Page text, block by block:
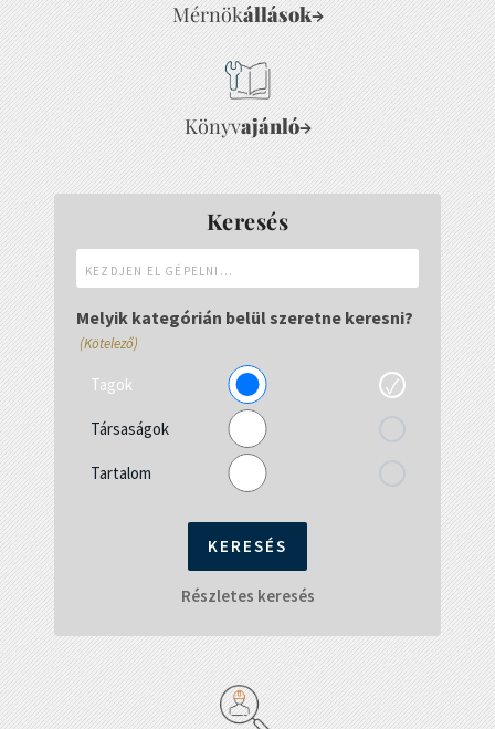
Mérnökállások→
Könyvajánló→
Keresés
el
gépelni...
Melyik kategórián belül szeretne keresni?
(Kötelező)
Tagok
Társaságok
Tartalom
Részletes keresés